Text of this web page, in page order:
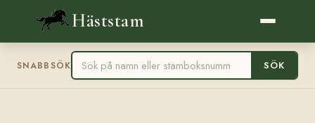
Häststam
SNABBSÖK SÖK